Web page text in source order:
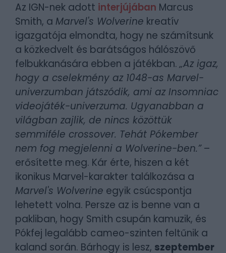
Az IGN-nek adott interjújában Marcus
Smith, a Marvel's Wolverine kreatív
igazgatója elmondta, hogy ne számítsunk
a közkedvelt és barátságos hálószövő
felbukkanására ebben a játékban.„Az igaz,
hogy a cselekmény az 1048-as Marvel-
univerzumban játszódik, ami az Insomniac
videojáték-univerzuma. Ugyanabban a
világban zajlik, de nincs közöttük
semmiféle crossover. Tehát Pókember
nem fog megjelenni a Wolverine-ben.”–
erősítette meg. Kár érte, hiszen a két
ikonikus Marvel-karakter találkozása a
Marvel's Wolverine egyik csúcspontja
lehetett volna. Persze az is benne van a
pakliban, hogy Smith csupán kamuzik, és
Pókfej legalább cameo-szinten feltűnik a
kaland során. Bárhogy is lesz, szeptember